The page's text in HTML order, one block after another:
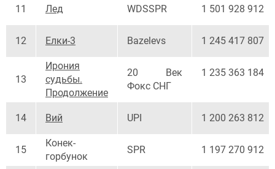
11 Лед WDSSPR 1 501 928 912
12 Елки-3 Bazelevs 1 245 417 807
13
Ирония
судьбы.
Продолжение
20 Век
Фокс СНГ
1 235 363 184
14 Вий UPI 1 200 263 812
15
Конек-
горбунок
SPR 1 197 270 912